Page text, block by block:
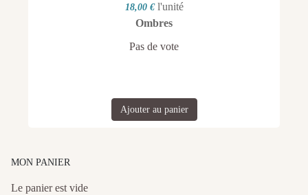
18,00 € l'unité
Ombres
Pas de vote
Ajouter au panier
MON PANIER
Le panier est vide